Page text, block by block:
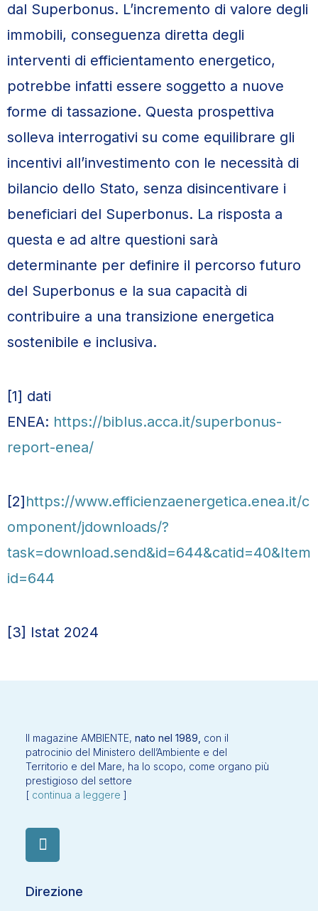
dal Superbonus. L’incremento di valore degli
immobili, conseguenza diretta degli
interventi di efficientamento energetico,
potrebbe infatti essere soggetto a nuove
forme di tassazione. Questa prospettiva
solleva interrogativi su come equilibrare gli
incentivi all’investimento con le necessità di
bilancio dello Stato, senza disincentivare i
beneficiari del Superbonus. La risposta a
questa e ad altre questioni sarà
determinante per definire il percorso futuro
del Superbonus e la sua capacità di
contribuire a una transizione energetica
sostenibile e inclusiva.
[1] dati
ENEA: https://biblus.acca.it/superbonus-
report-enea/
[2]https://www.efficienzaenergetica.enea.it/c
omponent/jdownloads/?
task=download.send&id=644&catid=40&Item
id=644
[3] Istat 2024
Il magazine AMBIENTE, nato nel 1989, con il
patrocinio del Ministero dell’Ambiente e del
Territorio e del Mare, ha lo scopo, come organo più
prestigioso del settore
[ continua a leggere ]
Direzione